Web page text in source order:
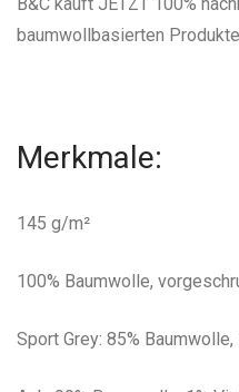
baumwollbasierten
Merkmale:
145 g/m²
100% Baumwolle,
Sport Grey: 85%